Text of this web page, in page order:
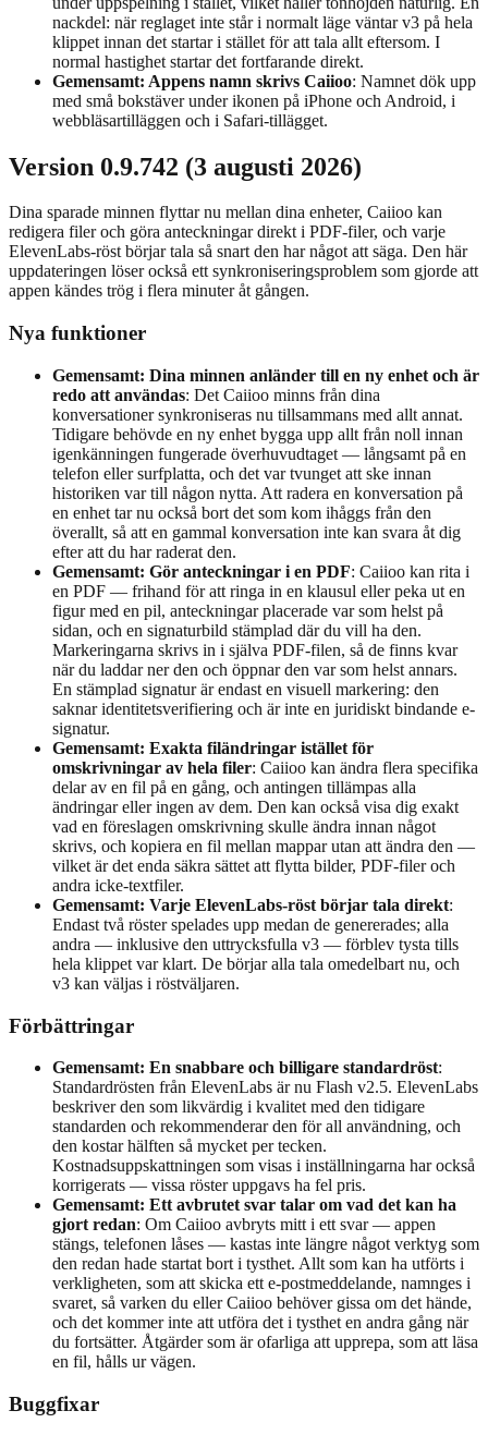
nackdel: när reglaget inte står i normalt läge väntar v3 på hela
klippet innan det startar i stället för att tala allt eftersom. I
normal hastighet startar det fortfarande direkt.
Gemensamt: Appens namn skrivs Caiioo: Namnet dök upp
med små bokstäver under ikonen på iPhone och Android, i
webbläsartilläggen och i Safari-tillägget.
Version 0.9.742 (3 augusti 2026)
Dina sparade minnen flyttar nu mellan dina enheter, Caiioo kan
redigera filer och göra anteckningar direkt i PDF-filer, och varje
ElevenLabs-röst börjar tala så snart den har något att säga. Den här
uppdateringen löser också ett synkroniseringsproblem som gjorde att
appen kändes trög i flera minuter åt gången.
Nya funktioner
Gemensamt: Dina minnen anländer till en ny enhet och är
redo att användas: Det Caiioo minns från dina
konversationer synkroniseras nu tillsammans med allt annat.
Tidigare behövde en ny enhet bygga upp allt från noll innan
igenkänningen fungerade överhuvudtaget — långsamt på en
telefon eller surfplatta, och det var tvunget att ske innan
historiken var till någon nytta. Att radera en konversation på
en enhet tar nu också bort det som kom ihåggs från den
överallt, så att en gammal konversation inte kan svara åt dig
efter att du har raderat den.
Gemensamt: Gör anteckningar i en PDF: Caiioo kan rita i
en PDF — frihand för att ringa in en klausul eller peka ut en
figur med en pil, anteckningar placerade var som helst på
sidan, och en signaturbild stämplad där du vill ha den.
Markeringarna skrivs in i själva PDF-filen, så de finns kvar
när du laddar ner den och öppnar den var som helst annars.
En stämplad signatur är endast en visuell markering: den
saknar identitetsverifiering och är inte en juridiskt bindande e-
signatur.
Gemensamt: Exakta filändringar istället för
omskrivningar av hela filer: Caiioo kan ändra flera specifika
delar av en fil på en gång, och antingen tillämpas alla
ändringar eller ingen av dem. Den kan också visa dig exakt
vad en föreslagen omskrivning skulle ändra innan något
skrivs, och kopiera en fil mellan mappar utan att ändra den —
vilket är det enda säkra sättet att flytta bilder, PDF-filer och
andra icke-textfiler.
Gemensamt: Varje ElevenLabs-röst börjar tala direkt:
Endast två röster spelades upp medan de genererades; alla
andra — inklusive den uttrycksfulla v3 — förblev tysta tills
hela klippet var klart. De börjar alla tala omedelbart nu, och
v3 kan väljas i röstväljaren.
Förbättringar
Gemensamt: En snabbare och billigare standardröst:
Standardrösten från ElevenLabs är nu Flash v2.5. ElevenLabs
beskriver den som likvärdig i kvalitet med den tidigare
standarden och rekommenderar den för all användning, och
den kostar hälften så mycket per tecken.
Kostnadsuppskattningen som visas i inställningarna har också
korrigerats — vissa röster uppgavs ha fel pris.
Gemensamt: Ett avbrutet svar talar om vad det kan ha
gjort redan: Om Caiioo avbryts mitt i ett svar — appen
stängs, telefonen låses — kastas inte längre något verktyg som
den redan hade startat bort i tysthet. Allt som kan ha utförts i
verkligheten, som att skicka ett e-postmeddelande, namnges i
svaret, så varken du eller Caiioo behöver gissa om det hände,
och det kommer inte att utföra det i tysthet en andra gång när
du fortsätter. Åtgärder som är ofarliga att upprepa, som att läsa
en fil, hålls ur vägen.
Buggfixar